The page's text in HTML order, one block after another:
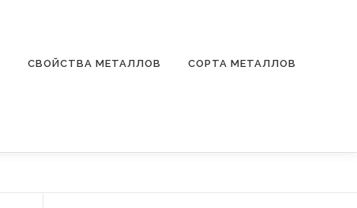
СВОЙСТВА МЕТАЛЛОВ СОРТА МЕТАЛЛОВ